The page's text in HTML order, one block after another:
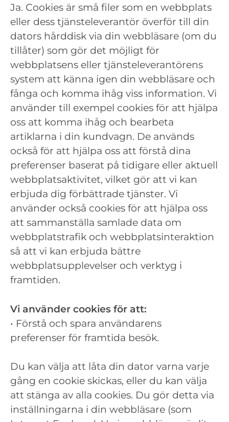
Ja. Cookies är små filer som en webbplats
eller dess tjänsteleverantör överför till din
dators hårddisk via din webbläsare (om du
tillåter) som gör det möjligt för
webbplatsens eller tjänsteleverantörens
system att känna igen din webbläsare och
fånga och komma ihåg viss information. Vi
använder till exempel cookies för att hjälpa
oss att komma ihåg och bearbeta
artiklarna i din kundvagn. De används
också för att hjälpa oss att förstå dina
preferenser baserat på tidigare eller aktuell
webbplatsaktivitet, vilket gör att vi kan
erbjuda dig förbättrade tjänster. Vi
använder också cookies för att hjälpa oss
att sammanställa samlade data om
webbplatstrafik och webbplatsinteraktion
så att vi kan erbjuda bättre
webbplatsupplevelser och verktyg i
framtiden.
Vi använder cookies för att:
• Förstå och spara användarens
preferenser för framtida besök.
Du kan välja att låta din dator varna varje
gång en cookie skickas, eller du kan välja
att stänga av alla cookies. Du gör detta via
inställningarna i din webbläsare (som